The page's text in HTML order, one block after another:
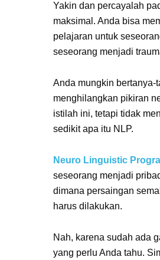
Yakin dan percayalah
maksimal. Anda bisa
pelajaran untuk
seseorang menjadi
Anda mungkin bertanya-
menghilangkan pikiran
istilah ini, tetapi tidak
sedikit apa itu NLP.
Neuro Linguistic
seseorang menjadi
dimana persaingan
harus dilakukan.
Nah, karena sudah ada
yang perlu Anda tahu.